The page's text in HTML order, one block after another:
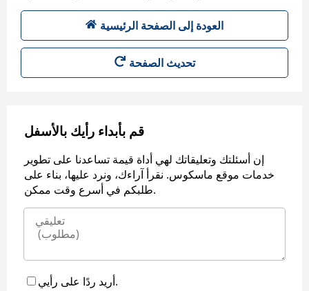
العودة إلى الصفحة الرئيسية
تحديث الصفحة
قم بأبداء رأيك بالأسفل
إن أسئلتك وتعليقاتك لهي أداة قيمة تساعدنا على تطوير
خدمات موقع ماسكوس. نقرأ آراءك، ونرد عليها، بناء على
طلبكم في أسرع وقت ممكن.
أريد ردًا على رأيي.